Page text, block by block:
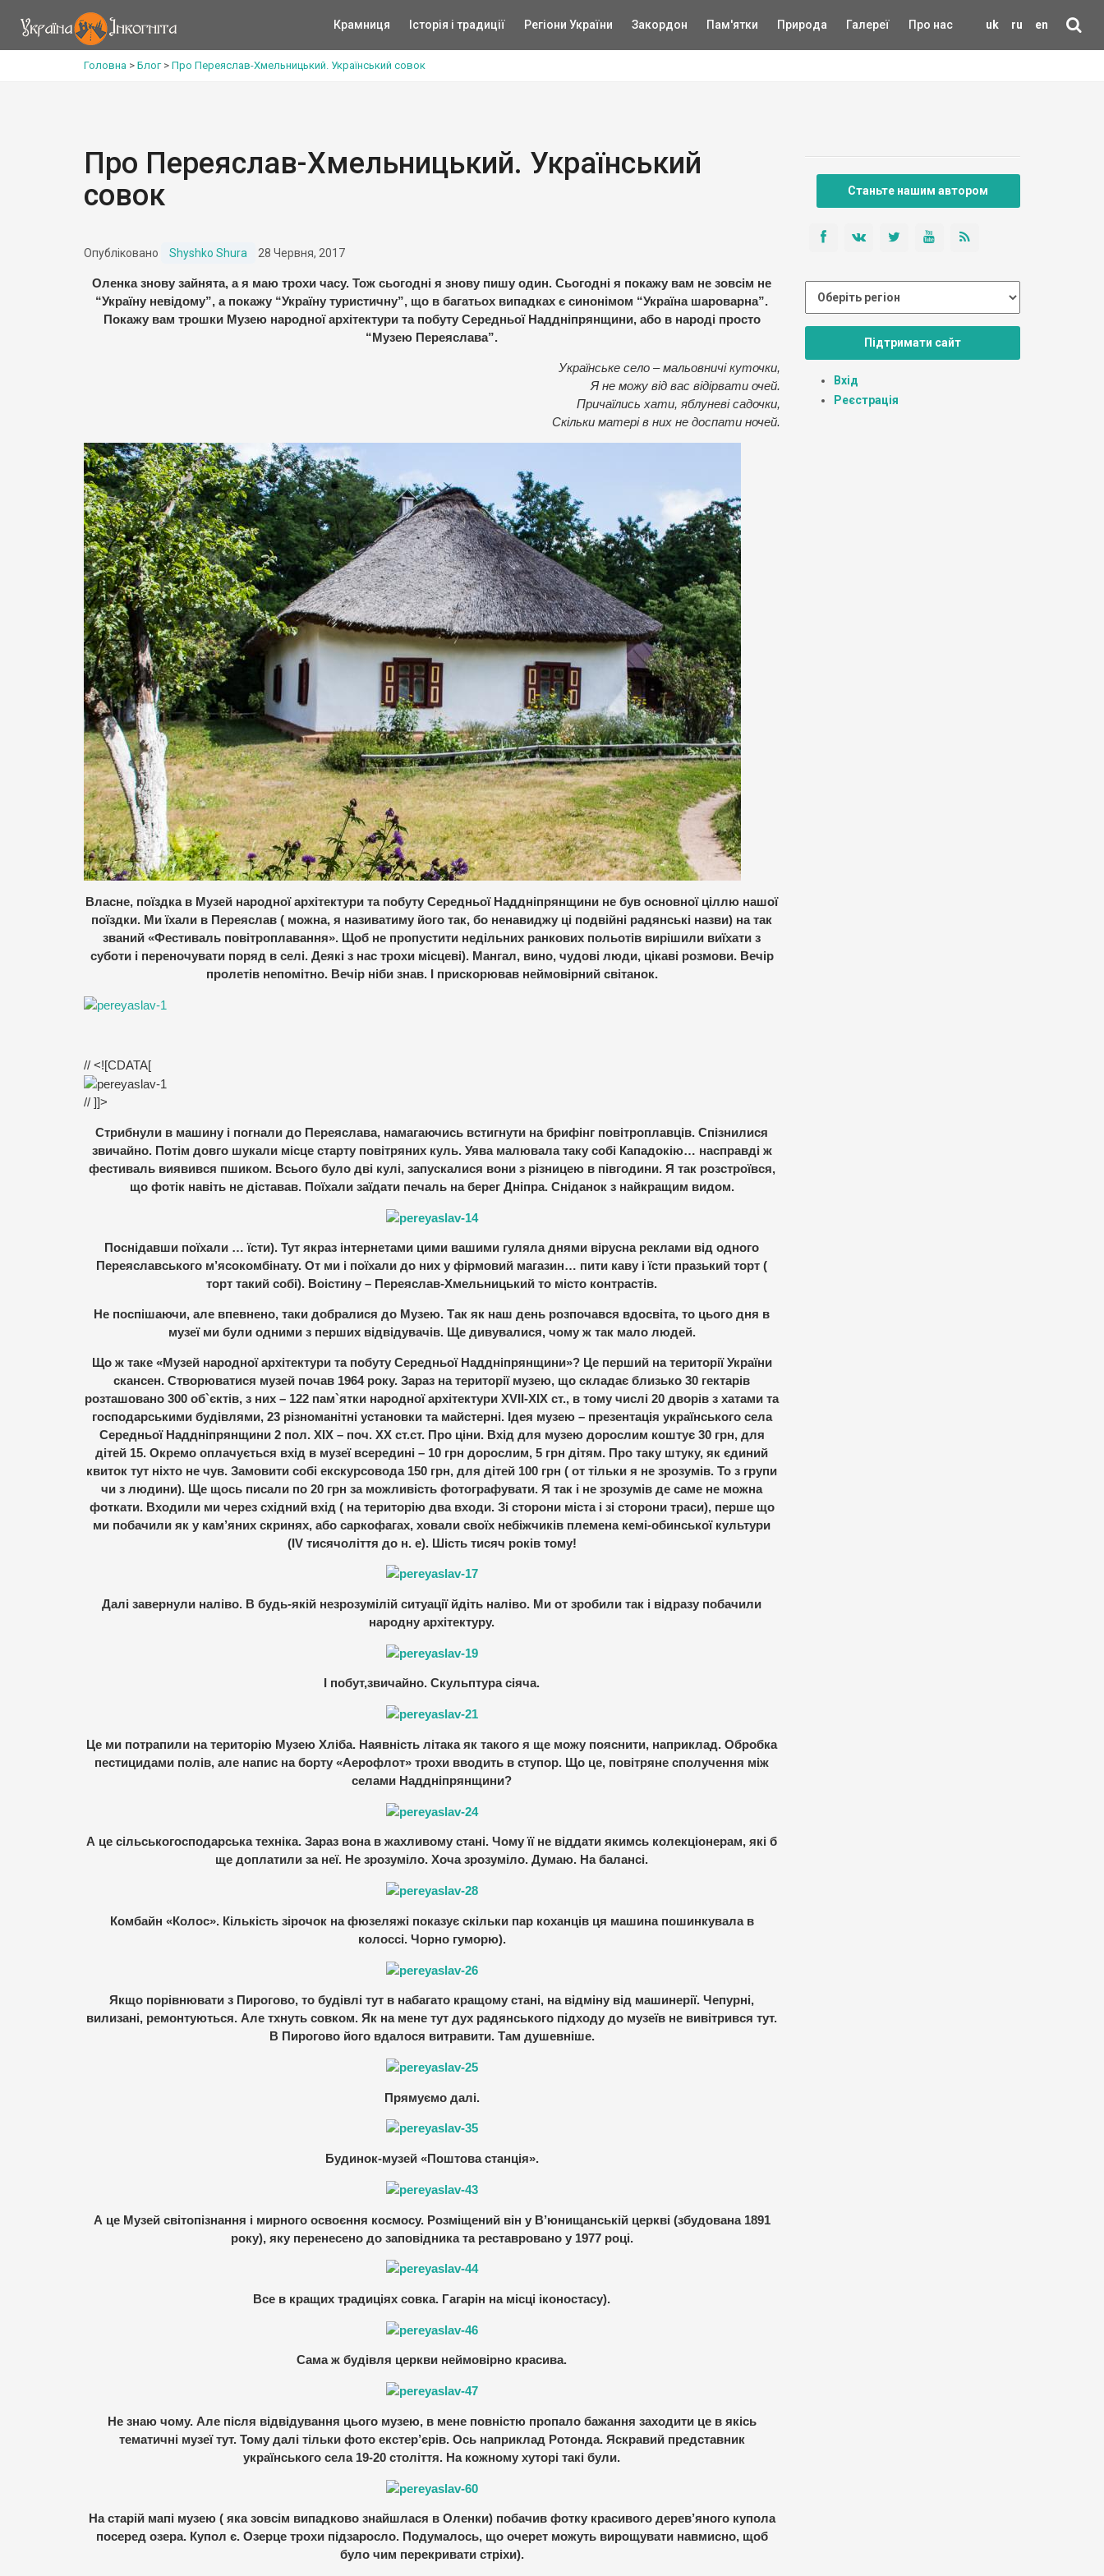
uk ru en
Крамниця Історія і традиції Регіони України Закордон Пам'ятки Природа Галереї Про нас
Головна > Блог> Про Переяслав-Хмельницький. Український совок
Про Переяслав-Хмельницький. Український
совок
Опубліковано Shyshko Shura 28 Червня, 2017
Оленка знову зайнята, а я маю трохи часу. Тож сьогодні я знову пишу один. Сьогодні я покажу вам не зовсім не
“Україну невідому”, а покажу “Україну туристичну”, що в багатьох випадках є синонімом “Україна шароварна”.
Покажу вам трошки Музею народної архітектури та побуту Середньої Наддніпрянщини, або в народі просто
“Музею Переяслава”.
Українське село – мальовничі куточки,
Я не можу від вас відірвати очей.
Причаїлись хати, яблуневі садочки,
Скільки матері в них не доспати ночей.
Власне, поїздка в Музей народної архітектури та побуту Середньої Наддніпрянщини не був основної ціллю нашої
поїздки. Ми їхали в Переяслав ( можна, я називатиму його так, бо ненавиджу ці подвійні радянські назви) на так
званий «Фестиваль повітроплавання». Щоб не пропустити недільних ранкових польотів вирішили виїхати з
суботи і переночувати поряд в селі. Деякі з нас трохи місцеві). Мангал, вино, чудові люди, цікаві розмови. Вечір
пролетів непомітно. Вечір ніби знав. І прискорював неймовірний світанок.
// <![CDATA[
// ]]>
Стрибнули в машину і погнали до Переяслава, намагаючись встигнути на брифінг повітроплавців. Спізнилися
звичайно. Потім довго шукали місце старту повітряних куль. Уява малювала таку собі Кападокію… насправді ж
фестиваль виявився пшиком. Всього було дві кулі, запускалися вони з різницею в півгодини. Я так розстроївся,
що фотік навіть не діставав. Поїхали заїдати печаль на берег Дніпра. Сніданок з найкращим видом.
Поснідавши поїхали … їсти). Тут якраз інтернетами цими вашими гуляла днями вірусна реклами від одного
Переяславського м’ясокомбінату. От ми і поїхали до них у фірмовий магазин… пити каву і їсти празький торт (
торт такий собі). Воістину – Переяслав-Хмельницький то місто контрастів.
Не поспішаючи, але впевнено, таки добралися до Музею. Так як наш день розпочався вдосвіта, то цього дня в
музеї ми були одними з перших відвідувачів. Ще дивувалися, чому ж так мало людей.
Що ж таке «Музей народної архітектури та побуту Середньої Наддніпрянщини»? Це перший на території України
скансен. Створюватися музей почав 1964 року. Зараз на території музею, що складає близько 30 гектарів
розташовано 300 об`єктів, з них – 122 пам`ятки народної архітектури ХVІІ-ХІХ ст., в тому числі 20 дворів з хатами та
господарськими будівлями, 23 різноманітні установки та майстерні. Ідея музею – презентація українського села
Середньої Наддніпрянщини 2 пол. ХІХ – поч. ХХ ст.ст. Про ціни. Вхід для музею дорослим коштує 30 грн, для
дітей 15. Окремо оплачується вхід в музеї всередині – 10 грн дорослим, 5 грн дітям. Про таку штуку, як єдиний
квиток тут ніхто не чув. Замовити собі екскурсовода 150 грн, для дітей 100 грн ( от тільки я не зрозумів. То з групи
чи з людини). Ще щось писали по 20 грн за можливість фотографувати. Я так і не зрозумів де саме не можна
фоткати. Входили ми через східний вхід ( на територію два входи. Зі сторони міста і зі сторони траси), перше що
ми побачили як у кам’яних скринях, або саркофагах, ховали своїх небіжчиків племена кемі-обинської культури
(IV тисячоліття до н. е). Шість тисяч років тому!
Далі завернули наліво. В будь-якій незрозумілій ситуації йдіть наліво. Ми от зробили так і відразу побачили
народну архітектуру.
І побут,звичайно. Скульптура сіяча.
Це ми потрапили на територію Музею Хліба. Наявність літака як такого я ще можу пояснити, наприклад. Обробка
пестицидами полів, але напис на борту «Аерофлот» трохи вводить в ступор. Що це, повітряне сполучення між
селами Наддніпрянщини?
А це сільськогосподарська техніка. Зараз вона в жахливому стані. Чому її не віддати якимсь колекціонерам, які б
ще доплатили за неї. Не зрозуміло. Хоча зрозуміло. Думаю. На балансі.
Комбайн «Колос». Кількість зірочок на фюзеляжі показує скільки пар коханців ця машина пошинкувала в
колоссі. Чорно гуморю).
Якщо порівнювати з Пирогово, то будівлі тут в набагато кращому стані, на відміну від машинерії. Чепурні,
вилизані, ремонтуються. Але тхнуть совком. Як на мене тут дух радянського підходу до музеїв не вивітрився тут.
В Пирогово його вдалося витравити. Там душевніше.
Прямуємо далі.
Будинок-музей «Поштова станція».
А це Музей світопізнання і мирного освоєння космосу. Розміщений він у В’юнищанській церкві (збудована 1891
року), яку перенесено до заповідника та реставровано у 1977 році.
Все в кращих традиціях совка. Гагарін на місці іконостасу).
Сама ж будівля церкви неймовірно красива.
Не знаю чому. Але після відвідування цього музею, в мене повністю пропало бажання заходити це в якісь
тематичні музеї тут. Тому далі тільки фото екстер’єрів. Ось наприклад Ротонда. Яскравий представник
українського села 19-20 століття. На кожному хуторі такі були.
На старій мапі музею ( яка зовсім випадково знайшлася в Оленки) побачив фотку красивого дерев’яного купола
посеред озера. Купол є. Озерце трохи підзаросло. Подумалось, що очерет можуть вирощувати навмисно, щоб
було чим перекривати стріхи).
Станьте нашим автором
Підтримати сайт
Вхід
Реєстрація